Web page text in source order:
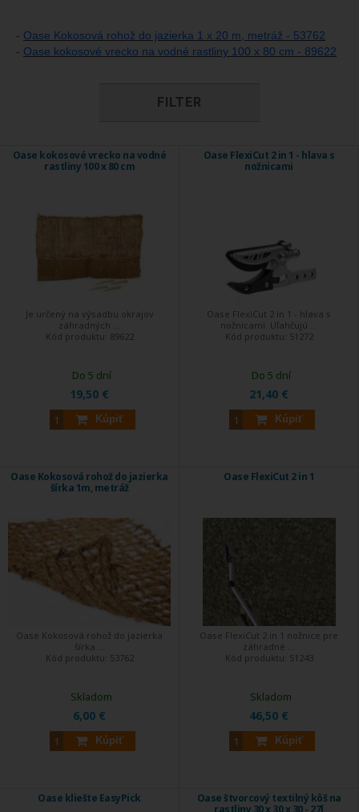
- Oase Kokosová rohož do jazierka 1 x 20 m, metráž - 53762
- Oase kokosové vrecko na vodné rastliny 100 x 80 cm - 89622
FILTER
Oase kokosové vrecko na vodné
rastliny 100 x 80 cm
Je určený na výsadbu okrajov
záhradných ...
Kód produktu: 89622
19,50 €
Kúpiť
Do 5 dní
Oase FlexiCut 2 in 1 - hlava s
nožnicami
Oase FlexiCut 2 in 1 - hlava s
nožnicami. Uľahčujú ...
Kód produktu: 51272
21,40 €
Kúpiť
Do 5 dní
Oase Kokosová rohož do jazierka
šírka 1m, metráž
Oase Kokosová rohož do jazierka
šírka ...
Kód produktu: 53762
6,00 €
Kúpiť
Skladom
Oase FlexiCut 2 in 1
Oase FlexiCut 2 in 1 nožnice pre
záhradné ...
Kód produktu: 51243
46,50 €
Kúpiť
Skladom
Oase kliešte EasyPick
Oase štvorcový textilný kôš na
rastliny 30 x 30 x 30 - 27l